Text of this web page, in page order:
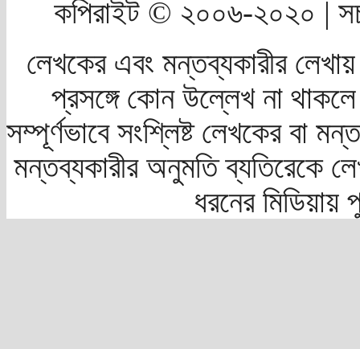
কপিরাইট © ২০০৬-২০২০ |
লেখকের এবং মন্তব্যকারীর
প্রসঙ্গে কোন উল্লেখ না
সম্পূর্ণভাবে সংশ্লিষ্ট লেখকের বা
মন্তব্যকারীর অনুমতি ব্যতিরেকে
ধরনের মিডিয়ায়